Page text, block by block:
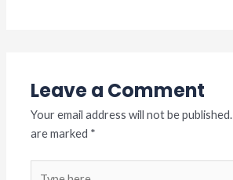
Leave a Comment
Your email address will not be published.
are marked *